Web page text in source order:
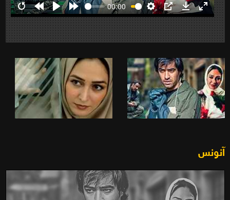
RestartRewind
10s
Play Forward
10s
00:00
Settings
PIP Download
Enter
آنونس